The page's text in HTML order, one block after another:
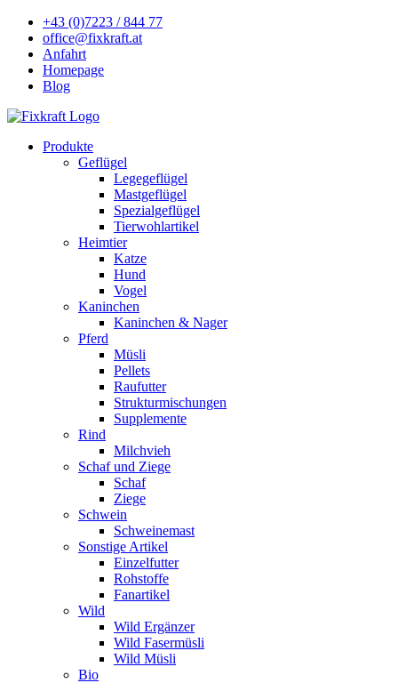
+43 (0)7223 / 844 77
office@fixkraft.at
Anfahrt
Homepage
Blog
Produkte
Geflügel
Legegeflügel
Mastgeflügel
Spezialgeflügel
Tierwohlartikel
Heimtier
Katze
Hund
Vogel
Kaninchen
Kaninchen & Nager
Pferd
Müsli
Pellets
Raufutter
Strukturmischungen
Supplemente
Rind
Milchvieh
Schaf und Ziege
Schaf
Ziege
Schwein
Schweinemast
Sonstige Artikel
Einzelfutter
Rohstoffe
Fanartikel
Wild
Wild Ergänzer
Wild Fasermüsli
Wild Müsli
Bio